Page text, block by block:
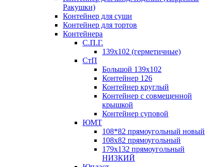
Ракушки)
Контейнер для суши
Контейнер для тортов
Контейнера
С.П.Г.
139х102 (герметичные)
СтП
Большой 139х102
Контейнер 126
Контейнер круглый
Контейнер с совмещенной
крышкой
Контейнер суповой
ЮМТ
108*82 прямоугольный новый
108х82 прямоугольный
179х132 прямоугольный
НИЗКИЙ